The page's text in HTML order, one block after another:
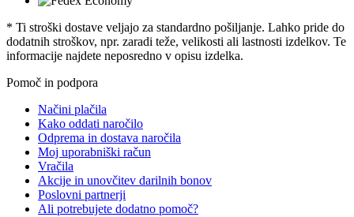
* Ti stroški dostave veljajo za standardno pošiljanje. Lahko pride do
dodatnih stroškov, npr. zaradi teže, velikosti ali lastnosti izdelkov. Te
informacije najdete neposredno v opisu izdelka.
Pomoč in podpora
Načini plačila
Kako oddati naročilo
Odprema in dostava naročila
Moj uporabniški račun
Vračila
Akcije in unovčitev darilnih bonov
Poslovni partnerji
Ali potrebujete dodatno pomoč?